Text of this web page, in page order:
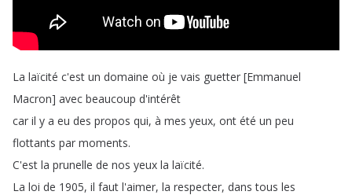
La laïcité c'est un domaine où je vais guetter [Emmanuel
Macron] avec beaucoup d'intérêt
car il y a eu des propos qui, à mes yeux, ont été un peu
flottants par moments.
C'est la prunelle de nos yeux la laïcité.
La loi de 1905, il faut l'aimer, la respecter, dans tous les